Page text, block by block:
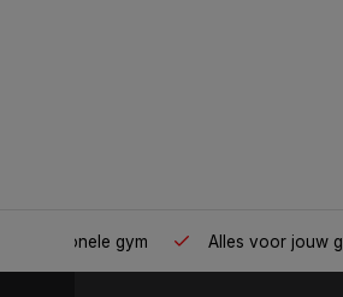
Van homegym tot professionele gym